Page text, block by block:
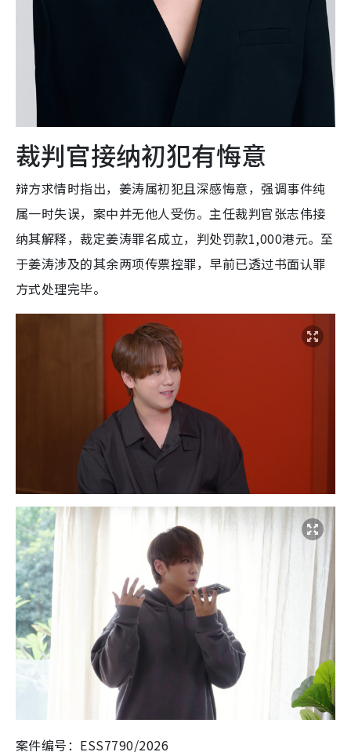
裁判官接纳初犯有悔意
辩方求情时指出，姜涛属初犯且深感悔意，强调事件纯
属一时失误，案中并无他人受伤。主任裁判官张志伟接
纳其解释，裁定姜涛罪名成立，判处罚款1,000港元。至
于姜涛涉及的其余两项传票控罪，早前已透过书面认罪
方式处理完毕。
案件编号：ESS7790/2026